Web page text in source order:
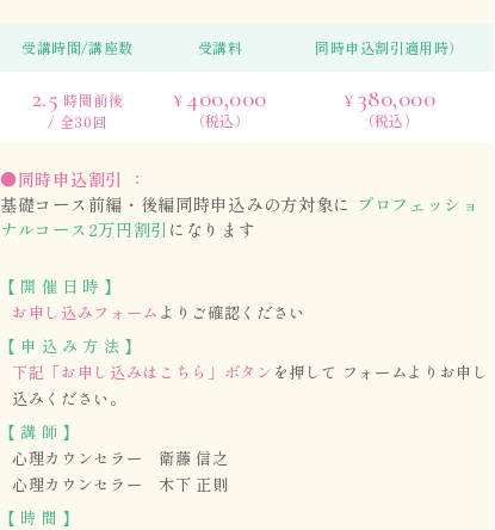
受講時間/講座数 受講料 同時申込割引適用時）
2.5 時間前後
/ 全30回
¥ 400,000
（税込）
¥ 380,000
（税込）
●同時申込割引
：
基礎コース前編・後編同時申込みの方対象に プロフェッショ
ナルコース2万円割引 になります
【 開 催 日 時 】
お申し込みフォーム よりご確認ください
【 申 込 み 方 法 】
下記「お申し込みはこちら」ボタン を押して フォームよりお申し
込みください。
【 講 師 】
心理カウンセラー 衛藤 信之
心理カウンセラー 木下 正則
【 時 間 】